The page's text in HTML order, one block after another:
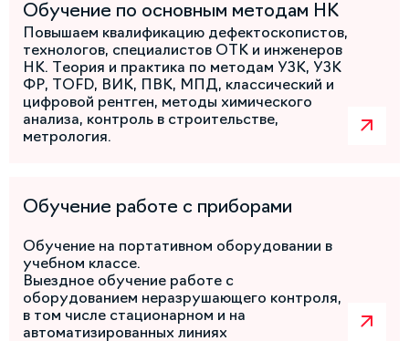
Обучение по основным методам НК
Повышаем квалификацию дефектоскопистов,
технологов, специалистов ОТК и инженеров
НК. Теория и практика по методам УЗК, УЗК
ФР, TOFD, ВИК, ПВК, МПД, классический и
цифровой рентген, методы химического
анализа, контроль в строительстве,
метрология.
Обучение работе с приборами
Обучение на портативном оборудовании в
учебном классе.
Выездное обучение работе с
оборудованием неразрушающего контроля,
в том числе стационарном и на
автоматизированных линиях